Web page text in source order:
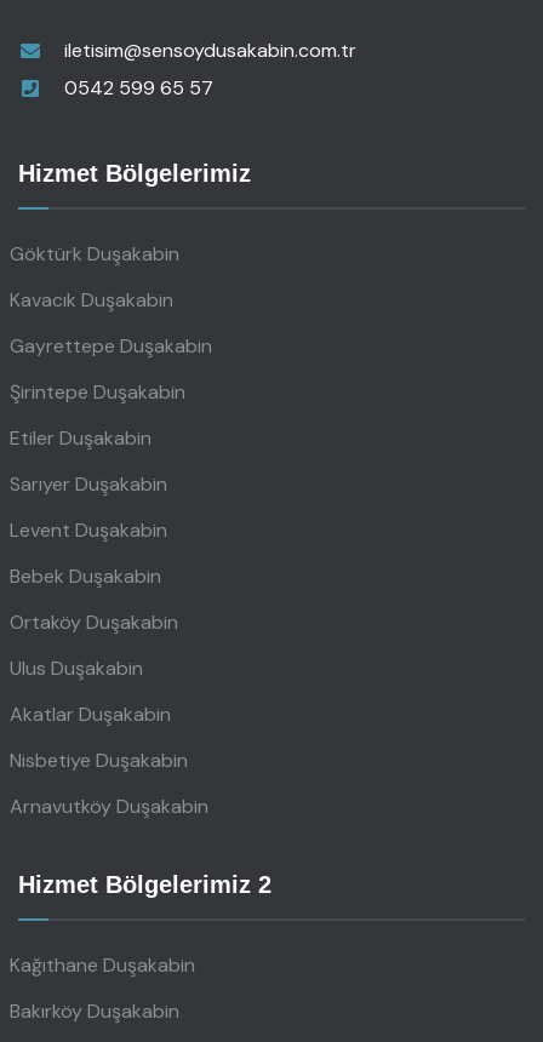
iletisim@sensoydusakabin.com.tr
0542 599 65 57
Hizmet Bölgelerimiz
Göktürk Duşakabin
Kavacık Duşakabin
Gayrettepe Duşakabin
Şirintepe Duşakabin
Etiler Duşakabin
Sarıyer Duşakabin
Levent Duşakabin
Bebek Duşakabin
Ortaköy Duşakabin
Ulus Duşakabin
Akatlar Duşakabin
Nisbetiye Duşakabin
Arnavutköy Duşakabin
Hizmet Bölgelerimiz 2
Kağıthane Duşakabin
Bakırköy Duşakabin